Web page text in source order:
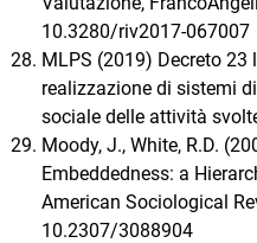
10.3280/riv2017-067007
MLPS (2019) Decreto 23
realizzazione di sistemi
sociale delle attività
Moody, J., White, R.D.
Embeddedness: a
American Sociological
10.2307/3088904